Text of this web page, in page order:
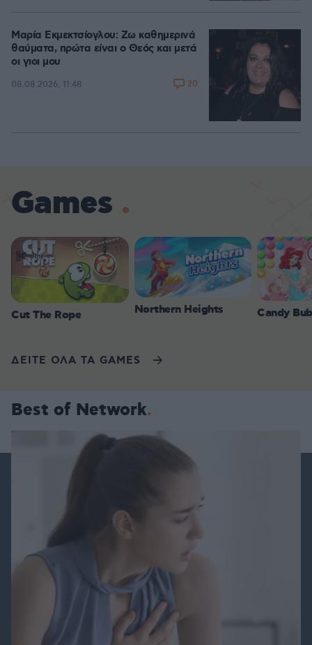
Μαρία Εκμεκτσίογλου: Ζω καθημερινά
θαύματα, πρώτα είναι ο Θεός και μετά
οι γιοι μου
08.08.2026, 11:48 20
Games
Cut The Rope Northern Heights Candy
ΔΕΙΤΕ ΟΛΑ ΤΑ GAMES
Best of Network